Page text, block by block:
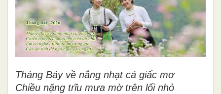
Tháng Bảy về nắng nhạt cả giấc mơ
Chiều nặng trĩu mưa mờ trên lối nhỏ